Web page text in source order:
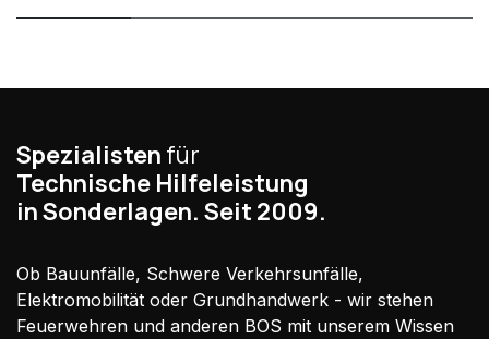
Spezialisten für
Technische Hilfeleistung
in Sonderlagen. Seit 2009.
Ob Bauunfälle, Schwere Verkehrsunfälle,
Elektromobilität oder Grundhandwerk - wir stehen
Feuerwehren und anderen BOS mit unserem Wissen